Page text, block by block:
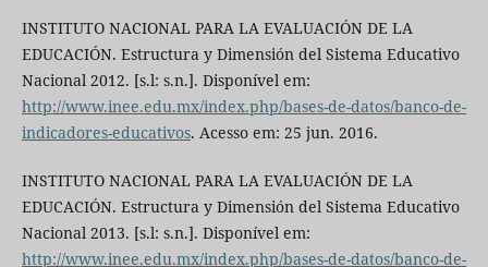
INSTITUTO NACIONAL PARA LA EVALUACIÓN DE LA
EDUCACIÓN. Estructura y Dimensión del Sistema Educativo
Nacional 2012. [s.l: s.n.]. Disponível em:
http://www.inee.edu.mx/index.php/bases-de-datos/banco-de-
indicadores-educativos. Acesso em: 25 jun. 2016.
INSTITUTO NACIONAL PARA LA EVALUACIÓN DE LA
EDUCACIÓN. Estructura y Dimensión del Sistema Educativo
Nacional 2013. [s.l: s.n.]. Disponível em:
http://www.inee.edu.mx/index.php/bases-de-datos/banco-de-